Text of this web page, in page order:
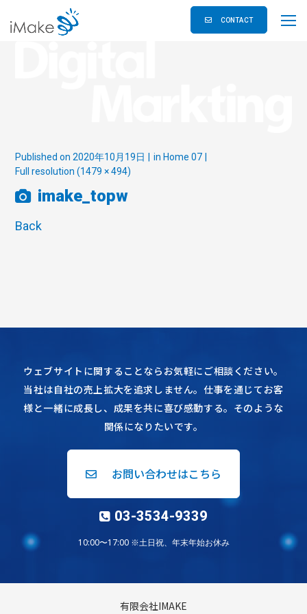
CONTACT
Published on2020年10月19日 in Home 07
Full resolution (1479 × 494)
imake_topw
Back
ウェブサイトに関することならお気軽にご相談ください。
当社は自社の売上拡大を追求しません。仕事を通じてお客
様と一緒に成長し、成果を共に喜び感動する。そのような
関係になりたいです。
お問い合わせはこちら
03-3534-9339
10:00〜17:00 ※土日祝、年末年始お休み
有限会社IMAKE